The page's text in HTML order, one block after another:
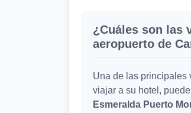
¿Cuáles son las
aeropuerto de
Una de las principales
viajar a su hotel,
Esmeralda Puerto